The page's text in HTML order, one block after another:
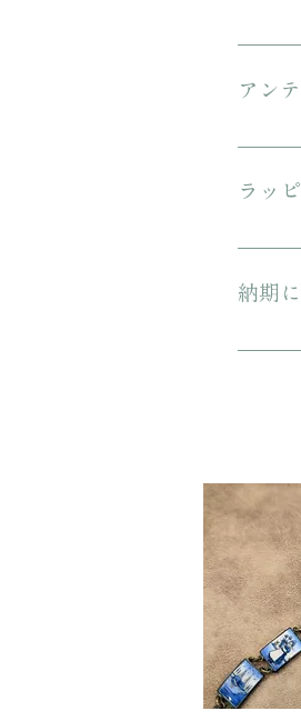
ご購入
アン
傷や汚
ラッ
プレゼ
納期
ご注文